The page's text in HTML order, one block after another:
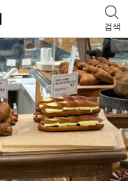
검색